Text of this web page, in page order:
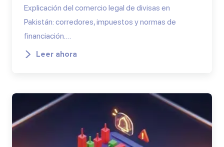
Explicación del comercio legal de divisas en
Pakistán: corredores, impuestos y normas de
financiación.…
Leer ahora